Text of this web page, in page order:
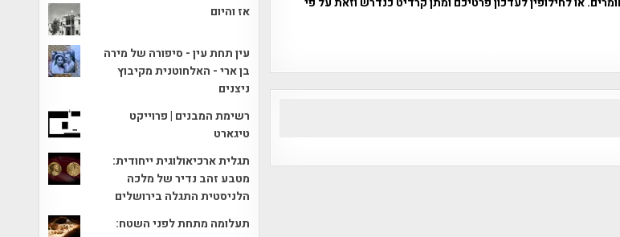
אז והיום
עין תחת עין - סיפורה של מירה
בן ארי - האלחוטנית מקיבוץ
ניצנים
רשימת המבנים | פרוייקט
טיגארט
תגלית ארכיאולוגית ייחודית:
מטבע זהב נדיר של מלכה
הלניסטית התגלה בירושלים
תעלומה מתחת לפני השטח: